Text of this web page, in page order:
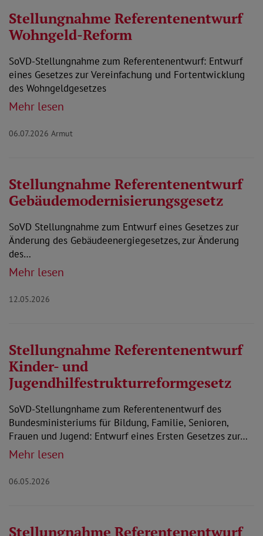
Stellungnahme Referentenentwurf
Wohngeld-Reform
SoVD-Stellungnahme zum Referentenentwurf: Entwurf
eines Gesetzes zur Vereinfachung und Fortentwicklung
des Wohngeldgesetzes
Mehr lesen
06.07.2026 Armut
Stellungnahme Referentenentwurf
Gebäudemodernisierungsgesetz
SoVD Stellungnahme zum Entwurf eines Gesetzes zur
Änderung des Gebäudeenergiegesetzes, zur Änderung
des…
Mehr lesen
12.05.2026
Stellungnahme Referentenentwurf
Kinder- und
Jugendhilfestrukturreformgesetz
SoVD-Stellungnhame zum Referentenentwurf des
Bundesministeriums für Bildung, Familie, Senioren,
Frauen und Jugend: Entwurf eines Ersten Gesetzes zur…
Mehr lesen
06.05.2026
Stellungnahme Referentenentwurf